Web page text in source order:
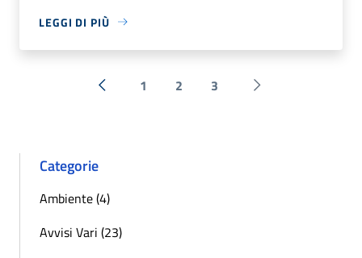
LEGGI DI PIÙ
« Precedente
1 2 3 Successiva »
Categorie
Ambiente (4)
Avvisi Vari (23)